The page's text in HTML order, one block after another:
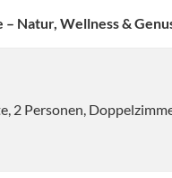
Natur, Wellness &
2 Personen,